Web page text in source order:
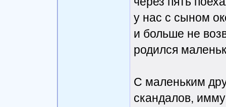
у нас с сыном
и больше не
родился
С маленьким
скандалов,